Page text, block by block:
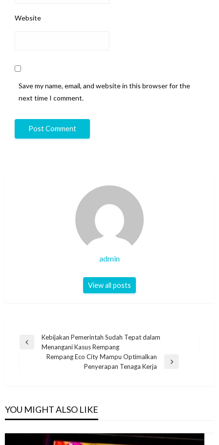
Website
Save my name, email, and website in this browser for the
next time I comment.
admin
View all posts
Post
navigation
Previous
Kebijakan Pemerintah Sudah Tepat dalam
Menangani Kasus Rempang
Rempang Eco City Mampu Optimalkan
Penyerapan Tenaga Kerja
YOU MIGHT ALSO LIKE